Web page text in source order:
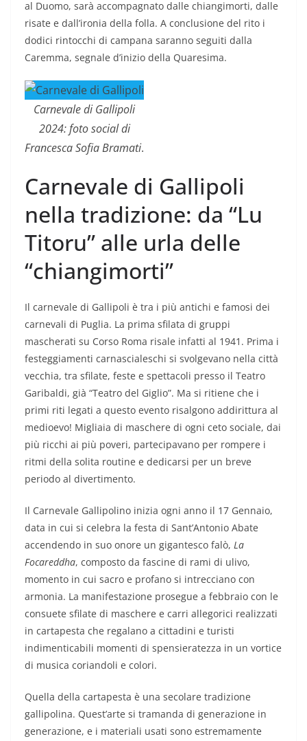
al Duomo, sarà accompagnato dalle chiangimorti, dalle
risate e dall’ironia della folla. A conclusione del rito i
dodici rintocchi di campana saranno seguiti dalla
Caremma, segnale d’inizio della Quaresima.
Carnevale di Gallipoli
2024: foto social di
Francesca Sofia Bramati.
Carnevale di Gallipoli
nella tradizione: da “Lu
Titoru” alle urla delle
“chiangimorti”
Il carnevale di Gallipoli è tra i più antichi e famosi dei
carnevali di Puglia. La prima sfilata di gruppi
mascherati su Corso Roma risale infatti al 1941. Prima i
festeggiamenti carnascialeschi si svolgevano nella città
vecchia, tra sfilate, feste e spettacoli presso il Teatro
Garibaldi, già “Teatro del Giglio”. Ma si ritiene che i
primi riti legati a questo evento risalgono addirittura al
medioevo! Migliaia di maschere di ogni ceto sociale, dai
più ricchi ai più poveri, partecipavano per rompere i
ritmi della solita routine e dedicarsi per un breve
periodo al divertimento.
Il Carnevale Gallipolino inizia ogni anno il 17 Gennaio,
data in cui si celebra la festa di Sant’Antonio Abate
accendendo in suo onore un gigantesco falò, La
Focareddha, composto da fascine di rami di ulivo,
momento in cui sacro e profano si intrecciano con
armonia. La manifestazione prosegue a febbraio con le
consuete sfilate di maschere e carri allegorici realizzati
in cartapesta che regalano a cittadini e turisti
indimenticabili momenti di spensieratezza in un vortice
di musica coriandoli e colori.
Quella della cartapesta è una secolare tradizione
gallipolina. Quest’arte si tramanda di generazione in
generazione, e i materiali usati sono estremamente